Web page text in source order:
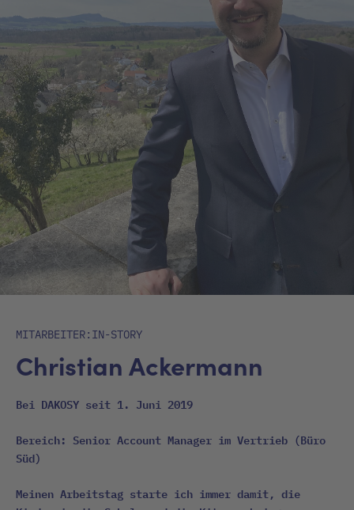
MITARBEITER:IN-STORY
Christian Ackermann
Bei DAKOSY seit 1. Juni 2019
Bereich: Senior Account Manager im Vertrieb (Büro
Süd)
Meinen Arbeitstag starte ich immer damit, die